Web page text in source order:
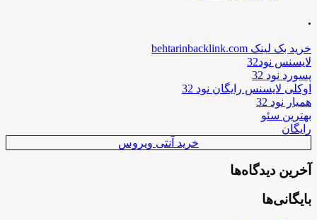
.
خرید بک لینک behtarinbacklink.com
لایسنس نود32
پسورد نود 32
اوکلی لایسنس رایگان نود 32
همیار نود 32
بهترین سئو
رایگان
خرید آنتی ویروس
آخرین دیدگاه‌ها
بایگانی‌ها